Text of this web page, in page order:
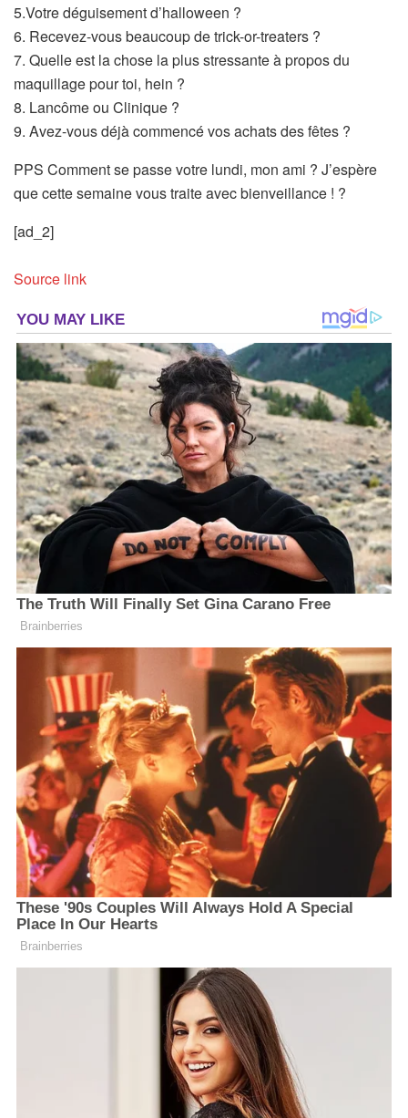
5.Votre déguisement d’halloween ?
6. Recevez-vous beaucoup de trick-or-treaters ?
7. Quelle est la chose la plus stressante à propos du
maquillage pour toi, hein ?
8. Lancôme ou Clinique ?
9. Avez-vous déjà commencé vos achats des fêtes ?
PPS Comment se passe votre lundi, mon ami ? J’espère
que cette semaine vous traite avec bienveillance ! ?
[ad_2]
Source link